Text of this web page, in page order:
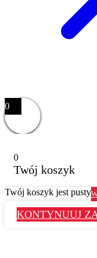
0
0
Twój koszyk
Twój koszyk jest pusty
KONTYNUUJ